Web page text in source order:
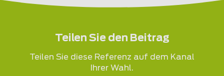
Teilen Sie den Beitrag
Teilen Sie diese Referenz auf dem Kanal
Ihrer Wahl.